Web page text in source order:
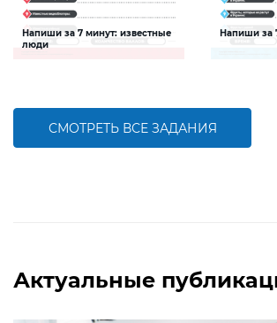
Напиши за 7 минут: известные
люди
Напиши за
СМОТРЕТЬ ВСЕ ЗАДАНИЯ
Актуальные